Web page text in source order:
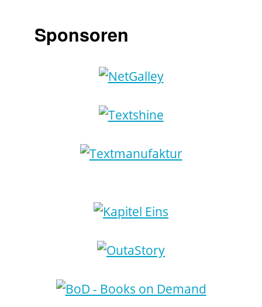
Sponsoren